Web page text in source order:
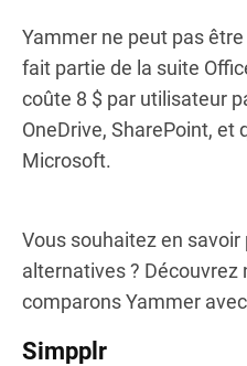
Yammer ne peut pas
fait partie de la suite
coûte 8 $ par utilisateur
OneDrive, SharePoint,
Microsoft.
Vous souhaitez en
alternatives ? Découvrez
comparons Yammer
Simpplr